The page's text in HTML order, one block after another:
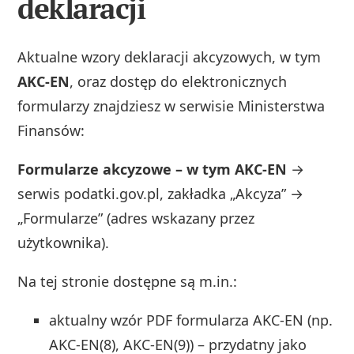
deklaracji
Aktualne wzory deklaracji akcyzowych, w tym
AKC-EN, oraz dostęp do elektronicznych
formularzy znajdziesz w serwisie Ministerstwa
Finansów:
Formularze akcyzowe – w tym AKC-EN →
serwis podatki.gov.pl, zakładka „Akcyza” →
„Formularze” (adres wskazany przez
użytkownika).
Na tej stronie dostępne są m.in.:
aktualny wzór PDF formularza AKC-EN (np.
AKC-EN(8), AKC-EN(9)) – przydatny jako